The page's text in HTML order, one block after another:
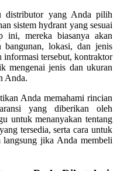
distributor yang Anda pilih
sistem hydrant yang sesuai
ini, mereka biasanya akan
bangunan, lokasi, dan jenis
tersebut, kontraktor
mengenai jenis dan ukuran
Anda.
Anda memahami rincian
yang diberikan oleh
untuk menanyakan tentang
tersedia, serta cara untuk
langsung jika Anda membeli